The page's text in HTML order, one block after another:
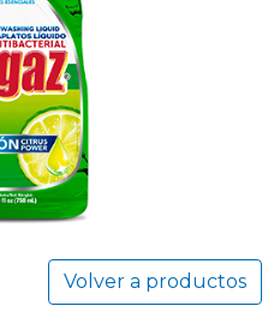
Volver a productos